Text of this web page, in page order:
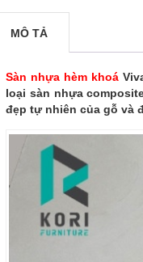
MÔ TẢ
Sàn nhựa hèm khoá
loại sàn nhựa
đẹp tự nhiên của gỗ và